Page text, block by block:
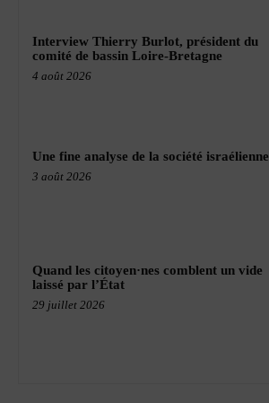
Interview Thierry Burlot, président du
comité de bassin Loire-Bretagne
4 août 2026
Une fine analyse de la société israélienne
3 août 2026
Quand les citoyen·nes comblent un vide
laissé par l’État
29 juillet 2026